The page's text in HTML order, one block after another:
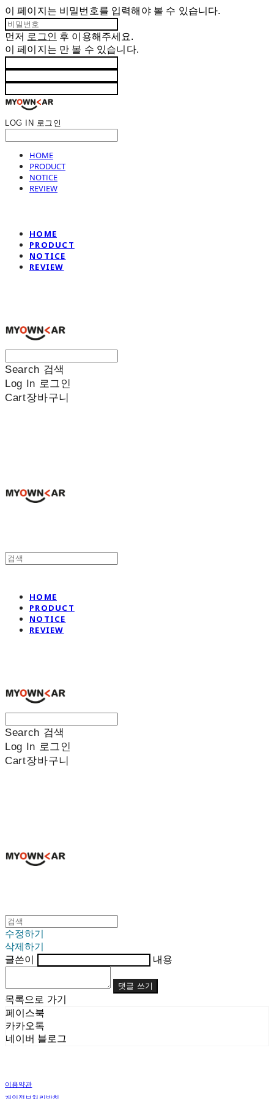
이 페이지는 비밀번호를 입력해야 볼 수 있습니다.
먼저 로그인 후 이용해주세요.
이 페이지는 만 볼 수 있습니다.
LOG IN 로그인
HOME
PRODUCT
NOTICE
REVIEW
HOME
PRODUCT
NOTICE
REVIEW
Search 검색
Log In 로그인
Cart장바구니
HOME
PRODUCT
NOTICE
REVIEW
Search 검색
Log In 로그인
Cart장바구니
수정하기
삭제하기
글쓴이
내용
댓글 쓰기
목록으로 가기
페이스북
카카오톡
네이버 블로그
이용약관